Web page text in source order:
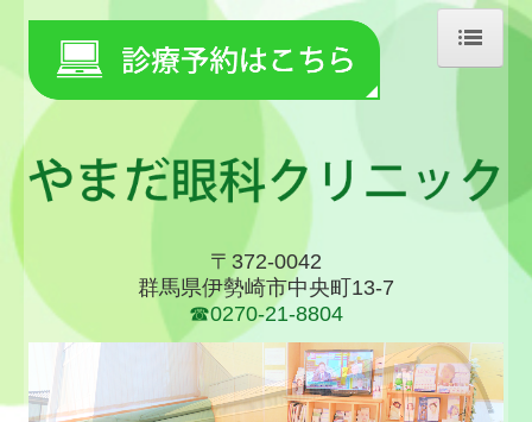
ホーム
診療案内
コンタクトレンズ
個人情報保護方針
〒372-0042
群馬県伊勢崎市中央町13-7
☎0270-21-8804